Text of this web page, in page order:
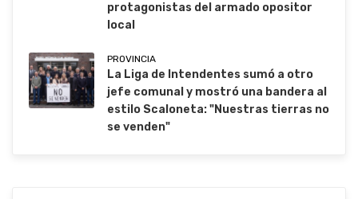
protagonistas del armado opositor
local
PROVINCIA
La Liga de Intendentes sumó a otro
jefe comunal y mostró una bandera al
estilo Scaloneta: "Nuestras tierras no
se venden"